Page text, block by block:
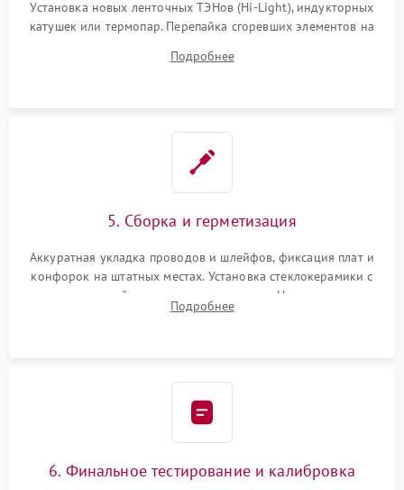
Установка новых ленточных ТЭНов (Hi-Light), индукторных
катушек или термопар. Перепайка сгоревших элементов на
дорожек. Очистка контактов и замена поврежденной
Подробнее
5. Сборка и герметизация
Аккуратная укладка проводов и шлейфов, фиксация плат и
конфорок на штатных местах. Установка стеклокерамики с
проверкой равномерности зазоров. Нанесение
термостойкого герметика или укладка уплотнительной
Подробнее
6. Финальное тестирование и калибровка